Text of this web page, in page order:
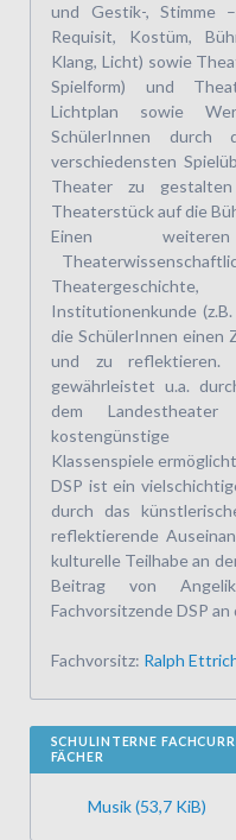
und Gestik-, Stimme
Requisit, Kostüm,
Klang, Licht) sowie
Spielform) und
Lichtplan sowie
SchülerInnen
verschiedensten
Theater zu
Theaterstück auf die
Einen
Institutionenkunde
die SchülerInnen einen
und zu reflektieren.
gewährleistet u.a.
dem Landestheater
kostengünstige
Klassenspiele
DSP ist ein
durch das
reflektierende
kulturelle Teilhabe an
Beitrag von
Fachvorsitzende DSP an
Fachvorsitz: Ralph
SCHULINTERNE
FÄCHER
Musik(53,7 KiB)